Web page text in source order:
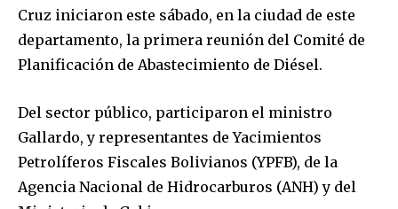
To subscribe, simply enter your email address on our website
or click the subscribe button below. Don't worry, we respect
your privacy and won't spam your inbox. Your information is
safe with us.
SUBSCRIBE
Cruz iniciaron este sábado, en la ciudad de este
departamento, la primera reunión del Comité de
Planificación de Abastecimiento de Diésel.
Del sector público, participaron el ministro
Gallardo, y representantes de Yacimientos
Petrolíferos Fiscales Bolivianos (YPFB), de la
Agencia Nacional de Hidrocarburos (ANH) y del